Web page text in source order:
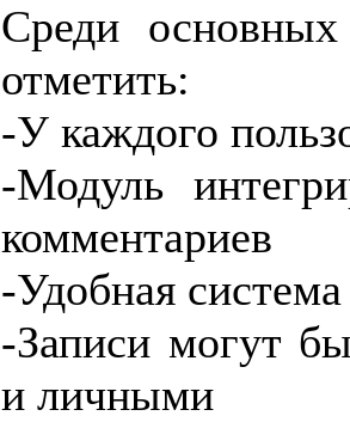
Среди
отметить:
-У каждого
-Модуль
комментариев
-Удобная
-Записи могут
и личными